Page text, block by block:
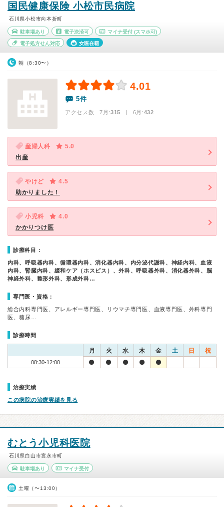
国民健康保険 小松市民病院
石川県小松市向本折町
駐車場あり 電子決済可 マイナ受付 (スマホ可)
電子処方せん対応 女医在籍
朝（8:30〜）
4.01
5件
アクセス数 7月:315 | 6月:432
産婦人科
5.0
出産
やけど
4.5
助かりました！
小児科
4.0
かかりつけ医
診療科目：
内科、呼吸器内科、循環器内科、消化器内科、内分泌代謝科、神経内科、血液
内科、腎臓内科、緩和ケア（ホスピス）、外科、呼吸器外科、消化器外科、脳
神経外科、整形外科、形成外科…
専門医・資格：
総合内科専門医、アレルギー専門医、リウマチ専門医、血液専門医、外科専門
医、糖尿…
診療時間
月 火 水 木 金 土 日 祝
08:30-12:00
治療実績
この病院の治療実績を見る
むとう小児科医院
石川県白山市宮永市町
駐車場あり マイナ受付
土曜（〜13:00）